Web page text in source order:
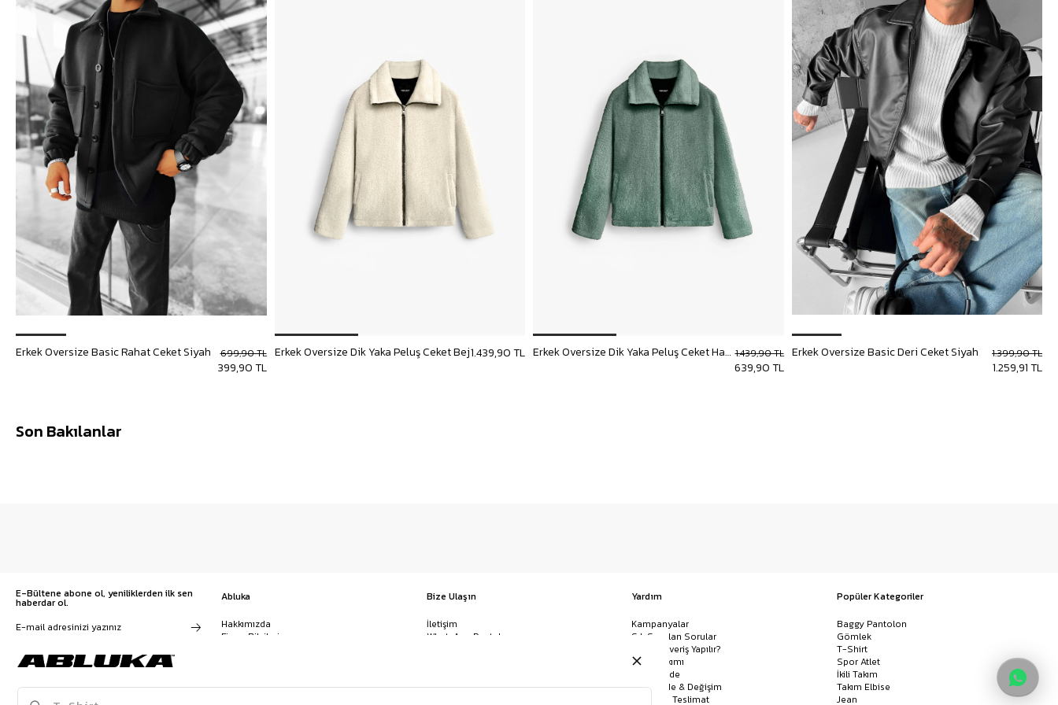
Erkek Oversize Basic Rahat Ceket Siyah
399,90 TL
699,90 TL Erkek Oversize Dik Yaka Peluş Ceket Bej1.439,90 TL
Erkek Oversize Dik Yaka Peluş Ceket Haki Yeşil
639,90 TL
1.439,90 TL Erkek Oversize Basic Deri Ceket Siyah
1.259,91 TL
1.399,90 TL
Son Bakılanlar
E-Bültene abone ol, yeniliklerden ilk sen
haberdar ol.
Kampanyalar, ürünler ve
değişiklikler hakkında e-mail ve
Abluka
Hakkımızda
Firma Bilgileri
Sözleşmeler
Bize Ulaşın
İletişim
WhatsApp Destek
Havale/EFT ve Kapıda Ödeme
Yardım
Kampanyalar
Sık Sorulan Sorular
Nasıl Alışveriş Yapılır?
Giysi Bakımı
İptal & İade
Kolay İade & Değişim
Kargo ve Teslimat
Popüler Kategoriler
Baggy Pantolon
Gömlek
T-Shirt
Spor Atlet
İkili Takım
Takım Elbise
Jean